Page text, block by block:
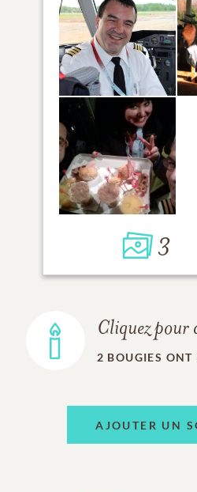
3
Cliquez pour
2 BOUGIES ONT
AJOUTER UN